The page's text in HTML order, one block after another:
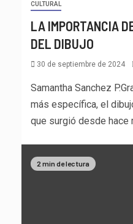
CULTURAL
LA IMPORTANCIA
DEL DIBUJO
30 de septiembre de 2024
Samantha Sanchez
más específica, el
que surgió desde hace
2 min de lectura